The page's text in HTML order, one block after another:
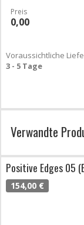
Preis
0,00
Voraussichtliche
3 - 5 Tage
Verwandte
Positive Edges 05
154,00 €